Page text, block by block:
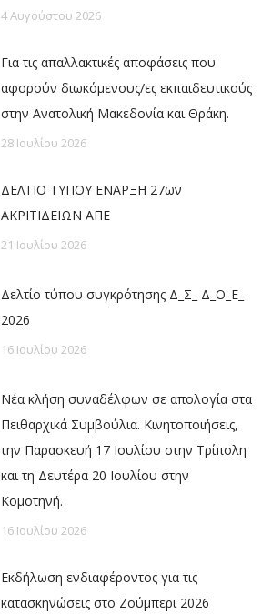
4 Αυγούστου 2026
Για τις απαλλακτικές αποφάσεις που
αφορούν διωκόμενους/ες εκπαιδευτικούς
στην Ανατολική Μακεδονία και Θράκη.
28 Ιουλίου 2026
ΔΕΛΤΙΟ ΤΥΠΟΥ ΕΝΑΡΞΗ 27ων
ΑΚΡΙΤΙΔΕΙΩΝ ΑΠΕ
21 Ιουλίου 2026
Δελτίο τύπου συγκρότησης Δ_Σ_ Δ_Ο_Ε_
2026
16 Ιουλίου 2026
Νέα κλήση συναδέλφων σε απολογία στα
Πειθαρχικά Συμβούλια. Κινητοποιήσεις,
την Παρασκευή 17 Ιουλίου στην Τρίπολη
και τη Δευτέρα 20 Ιουλίου στην
Κομοτηνή.
16 Ιουλίου 2026
Εκδήλωση ενδιαφέροντος για τις
κατασκηνώσεις στο Ζούμπερι 2026